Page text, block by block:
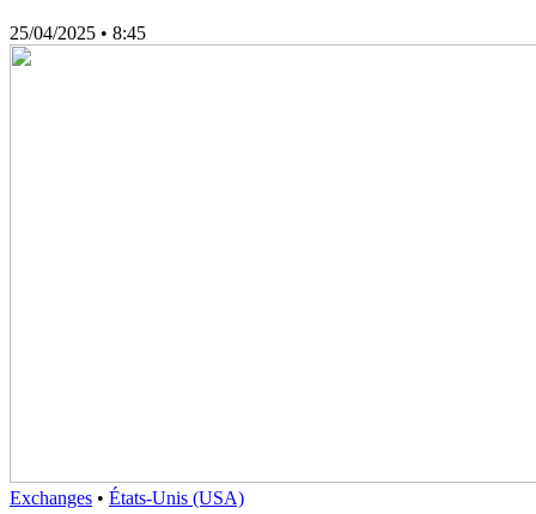
25/04/2025 • 8:45
Exchanges • États-Unis (USA)